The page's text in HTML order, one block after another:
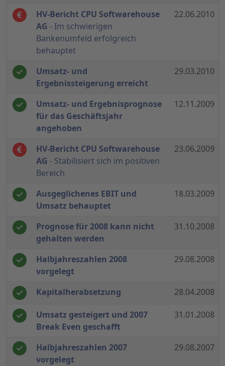
HV-Bericht CPU Softwarehouse
AG - Im schwierigen
Bankenumfeld erfolgreich
behauptet
22.06.2010
Umsatz- und
Ergebnissteigerung erreicht
29.03.2010
Umsatz- und Ergebnisprognose
für das Geschäftsjahr
angehoben
12.11.2009
HV-Bericht CPU Softwarehouse
AG - Stabilisiert sich im positiven
Bereich
23.06.2009
Ausgeglichenes EBIT und
Umsatz behauptet
18.03.2009
Prognose für 2008 kann nicht
gehalten werden
31.10.2008
Halbjahreszahlen 2008
vorgelegt
29.08.2008
Kapitalherabsetzung 28.04.2008
Umsatz gesteigert und 2007
Break Even geschafft
31.01.2008
Halbjahreszahlen 2007
vorgelegt
29.08.2007